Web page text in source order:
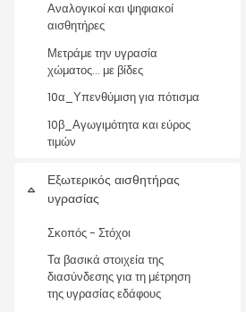
Αναλογικοί και ψηφιακοί
αισθητήρες
Μετράμε την υγρασία
χώματος... με βίδες
10α_Υπενθύμιση για πότισμα
10β_Αγωγιμότητα και εύρος
τιμών
Σύμπτυξη
Εξωτερικός αισθητήρας
υγρασίας
Σκοπός - Στόχοι
Τα βασικά στοιχεία της
διασύνδεσης για τη μέτρηση
της υγρασίας εδάφους